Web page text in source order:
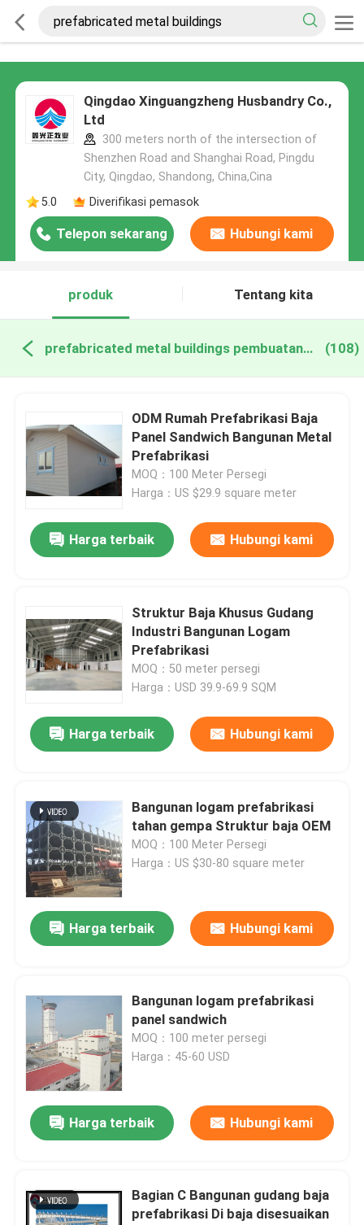
Qingdao Xinguangzheng Husbandry Co.,
Ltd
300 meters north of the intersection of
Shenzhen Road and Shanghai Road, Pingdu
City, Qingdao, Shandong, China,Cina
5.0
Diverifikasi pemasok
Telepon sekarang Hubungi kami
produk Tentang kita
prefabricated metal buildings pembuatan online (108)
ODM Rumah Prefabrikasi Baja
Panel Sandwich Bangunan Metal
Prefabrikasi
MOQ：100 Meter Persegi
Harga：US $29.9 square meter
Harga terbaik Hubungi kami
Struktur Baja Khusus Gudang
Industri Bangunan Logam
Prefabrikasi
MOQ：50 meter persegi
Harga：USD 39.9-69.9 SQM
Harga terbaik Hubungi kami
Bangunan logam prefabrikasi
tahan gempa Struktur baja OEM
MOQ：100 Meter Persegi
Harga：US $30-80 square meter
Harga terbaik Hubungi kami
Bangunan logam prefabrikasi
panel sandwich
MOQ：100 meter persegi
Harga：45-60 USD
Harga terbaik Hubungi kami
Bagian C Bangunan gudang baja
prefabrikasi Di baja disesuaikan